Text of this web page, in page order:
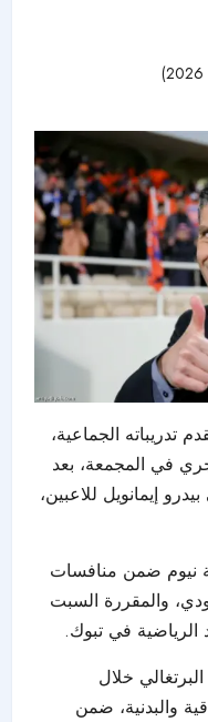
تدريباته الجماعية،
في المجمعة، بعد
إيمانويل للاعبين،
نيوم ضمن منافسات
والمقررة السبت
الرياضية في تبوك.
خلال
والبدنية، ضمن